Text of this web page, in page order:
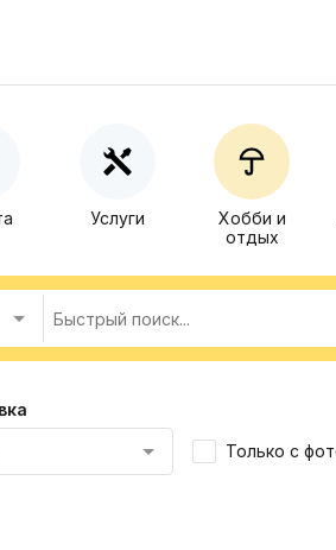
Услуги
Хобби и
отдых
Только с